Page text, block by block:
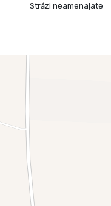
Străzi neamenajate